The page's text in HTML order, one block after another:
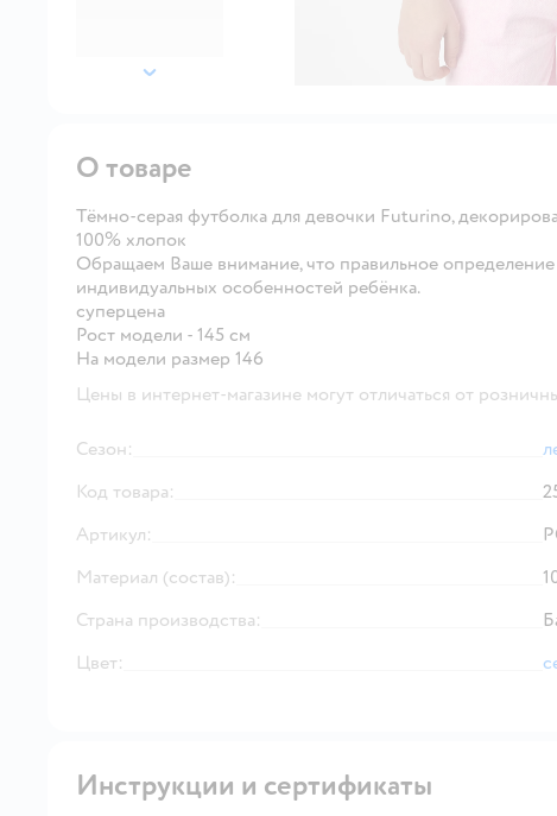
далее
О товаре
Тёмно-серая футболка для девочки Futurino,
100% хлопок
Обращаем Ваше внимание, что правильное
индивидуальных особенностей ребёнка.
суперцена
Рост модели - 145 см
На модели размер 146
Цены в интернет-магазине могут отличаться от
Сезон:
Код товара:
Артикул:
Материал (состав):
Страна производства:
Цвет:
Инструкции и сертификаты